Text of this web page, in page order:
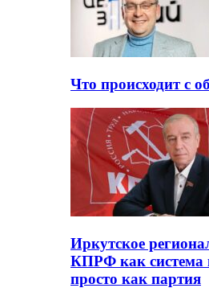
Что происходит с
Иркутское
КПРФ как система
просто как партия